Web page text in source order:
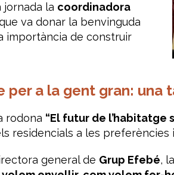
jornada la coordinadora
va donar la benvinguda
importància de construir
per a la gent gran: una
rodona “El futur de l’habitatge
residencials a les preferències
general de Grup Efebé,